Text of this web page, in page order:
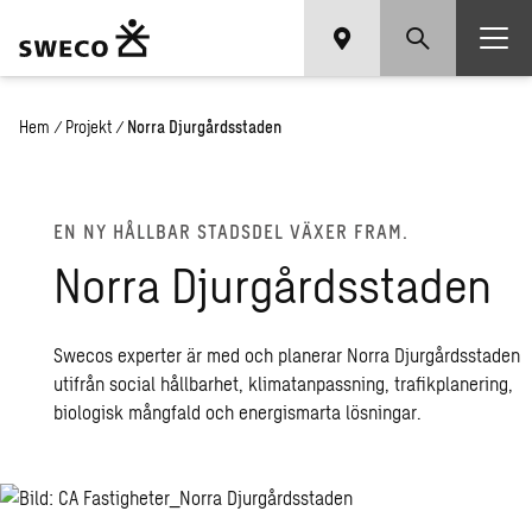
Hem / Projekt / Norra Djurgårdsstaden
EN NY HÅLL­BAR STADS­DEL VÄXER FRAM.
Norra Djur­gårds­sta­den
Swecos experter är med och planerar Norra Djurgårdsstaden
utifrån social hållbarhet, klimatanpassning, trafikplanering,
biologisk mångfald och energismarta lösningar.